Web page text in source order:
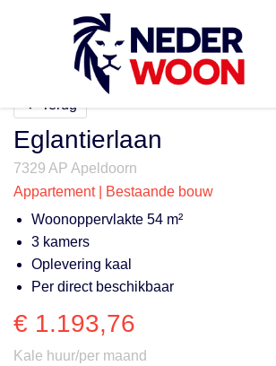
Terug
Eglantierlaan
7329 AP Apeldoorn
Appartement | Bestaande bouw
Woonoppervlakte 54 m²
3 kamers
Oplevering kaal
Per direct beschikbaar
€ 1.193,76
Kale huur/per maand